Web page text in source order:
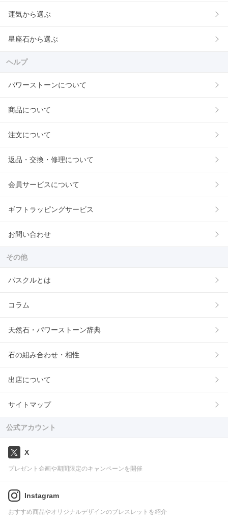
運気から選ぶ
星座石から選ぶ
ヘルプ
パワーストーンについて
商品について
注文について
返品・交換・修理について
会員サービスについて
ギフトラッピングサービス
お問い合わせ
その他
パスクルとは
コラム
天然石・パワーストーン辞典
石の組み合わせ・相性
出店について
サイトマップ
公式アカウント
X
プレゼント企画や期間限定のキャンペーンを開催
Instagram
おすすめ商品やオリジナルデザインのブレスレットを紹介